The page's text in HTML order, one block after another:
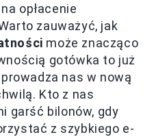
opłacenie
zauważyć, jak
może znacząco
gotówka to już
nas w nową
Kto z nas
garść bilonów, gdy
z szybkiego e-